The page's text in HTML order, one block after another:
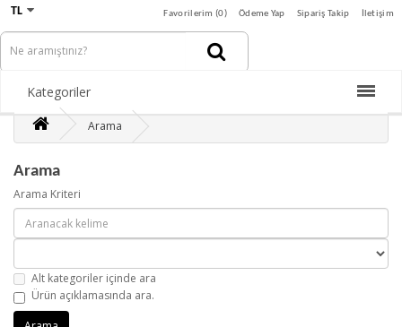
TL Favorilerim (0) Ödeme Yap Sipariş Takip İletişim
Kategoriler
Arama
Arama
Arama Kriteri
Alt kategoriler içinde ara
Ürün açıklamasında ara.